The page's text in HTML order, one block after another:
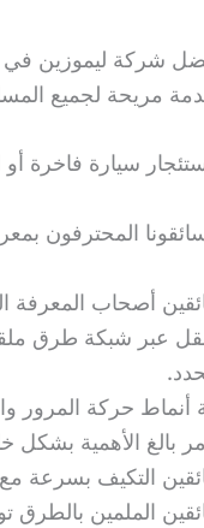
مريحة لجميع
سيارة فاخرة
المحترفون
أصحاب المعرفة
عبر شبكة طرق
أنماط حركة المرور
بالغ الأهمية
التكيف بسرعة مع
الملمين